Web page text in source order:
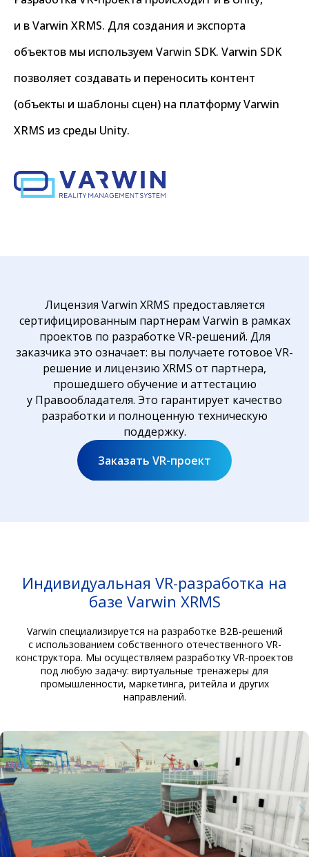
и в Varwin XRMS. Для создания и экспорта
объектов мы используем Varwin SDK. Varwin SDK
позволяет создавать и переносить контент
(объекты и шаблоны сцен) на платформу Varwin
XRMS из среды Unity.
Лицензия Varwin XRMS предоставляется
сертифицированным партнерам Varwin в рамках
проектов по разработке VR-решений. Для
заказчика это означает: вы получаете готовое VR-
решение и лицензию XRMS от партнера,
прошедшего обучение и аттестацию
у Правообладателя. Это гарантирует качество
разработки и полноценную техническую
поддержку.
Заказать VR-проект
Индивидуальная VR-разработка на
базе Varwin XRMS
Varwin специализируется на разработке B2B-решений
с использованием собственного отечественного VR-
конструктора. Мы осуществляем разработку VR-проектов
под любую задачу: виртуальные тренажеры для
промышленности, маркетинга, ритейла и других
направлений.